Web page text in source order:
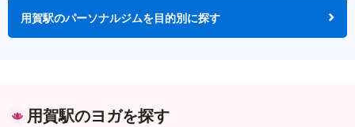
用賀駅のパーソナルジムを目的別に探す
用賀駅のヨガを探す